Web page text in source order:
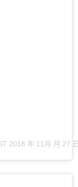
2018 年 11月 月 27